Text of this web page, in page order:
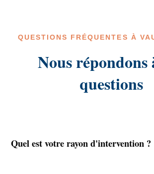
QUESTIONS FRÉQUENTES À
Nous répondons
questions
Quel est votre rayon d'intervention ?